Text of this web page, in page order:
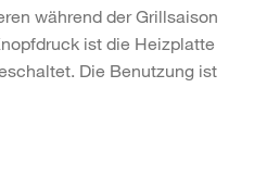
während der Grillsaison
ist die Heizplatte
Die Benutzung ist